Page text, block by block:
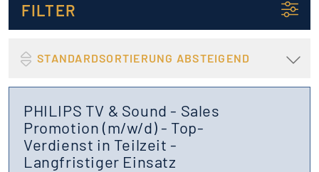
FILTER
STANDARDSORTIERUNG ABSTEIGEND
PHILIPS TV & Sound - Sales
Promotion (m/w/d) - Top-
Verdienst in Teilzeit -
Langfristiger Einsatz